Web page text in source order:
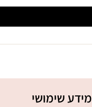
מידע שימושי